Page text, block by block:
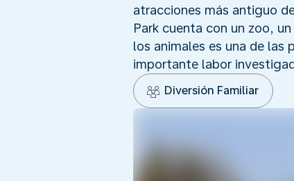
atracciones más antiguo
Park cuenta con un zoo,
los animales es una de las
importante labor
Diversión Familiar